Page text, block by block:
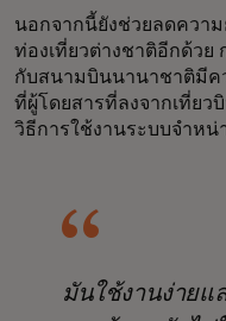
นอกจากนี้ยังช่วยลดควา
ท่องเที่ยวต่างชาติอีกด้วย
กับสนามบินนานาชาติมีค
ที่ผู้โดยสารที่ลงจากเที่ยว
วิธีการใช้งานระบบจำหน่
มันใช้งานง่ายแ